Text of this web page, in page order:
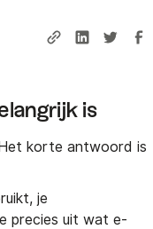
is
korte antwoord is
je
precies uit wat e-